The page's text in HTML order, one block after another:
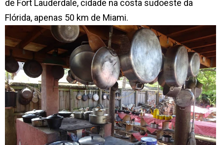
de Fort Lauderdale, cidade na costa sudoeste da
Flórida, apenas 50 km de Miami.